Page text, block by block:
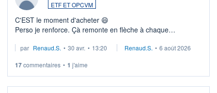
ETF ET OPCVM
C'EST le moment d'acheter 😄​
Perso je renforce. Çà remonte en flèche à chaque
Investissement long terme tip top pour sa retraite.
par Renaud.S. • 30 avr. • 13:20 Renaud.S. • 6 août 2026
17commentaires • 1 j'aime